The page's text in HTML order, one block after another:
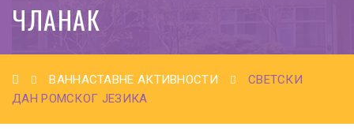
ЧЛАНАК
ВАННАСТАВНЕ АКТИВНОСТИ
СВЕТСКИ
ДАН РОМСКОГ ЈЕЗИКА